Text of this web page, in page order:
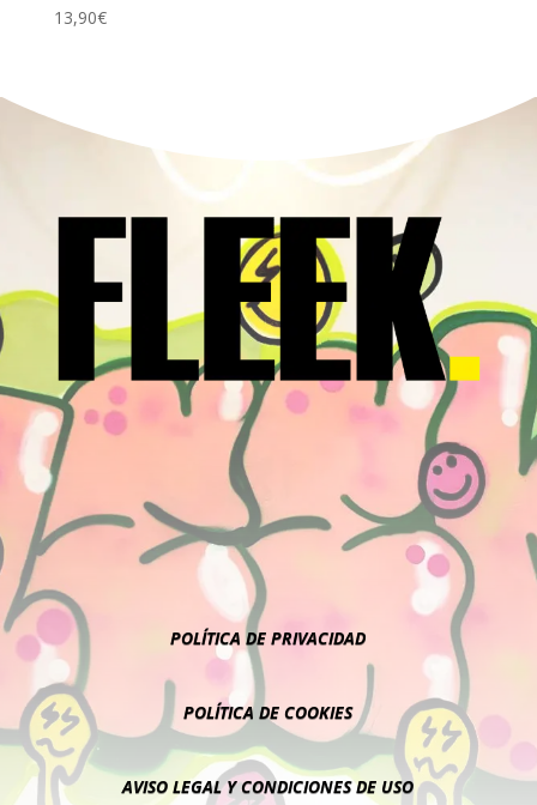
Valorado
con
13,90€
POLÍTICA DE PRIVACIDAD
POLÍTICA DE COOKIES
AVISO LEGAL Y CONDICIONES DE USO